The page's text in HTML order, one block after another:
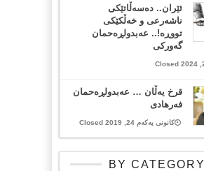
ئێران.. دەسەڵاتێکی
ناشەرعی و خەڵکێکی
تووڕە!.. عەبدولڕەحمان
گەورکی
قرخ یه‌ڵان … عه‌بدولڕه‌حمان
فه‌رهادی
کانونی یەکەم 24, 2019 Closed
BY CATEGORY